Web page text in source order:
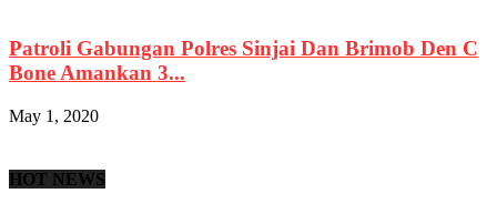
Patroli Gabungan Polres Sinjai Dan Brimob Den C
Bone Amankan 3...
May 1, 2020
HOT NEWS